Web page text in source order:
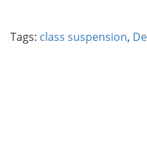
Tags: class suspension,